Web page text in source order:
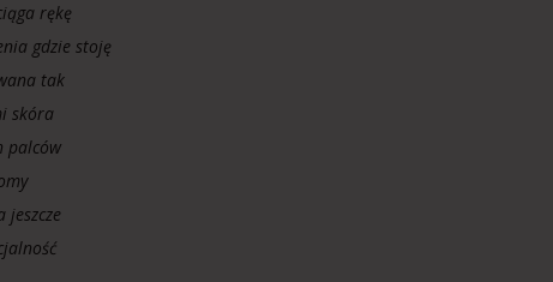
rękę
gdzie stoję
tak
skóra
palców
jeszcze